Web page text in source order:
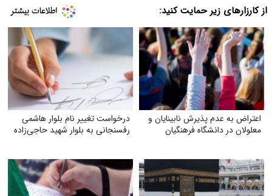
از کارزارهای زیر حمایت کنید:
اعتراض به عدم پذیرش نابینایان و
معلولان در دانشگاه فرهنگیان
درخواست تغییر نام بلوار هاشمی
رفسنجانی به بلوار شهید حاجی‌زاده